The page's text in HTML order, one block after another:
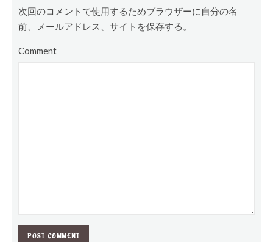
次回のコメントで使用するためブラウザーに自分の名
前、メールアドレス、サイトを保存する。
Comment